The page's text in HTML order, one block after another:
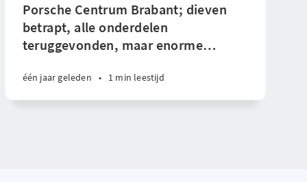
Porsche Centrum Brabant; dieven
betrapt, alle onderdelen
teruggevonden, maar enorme…
één jaar geleden • 1 min leestijd